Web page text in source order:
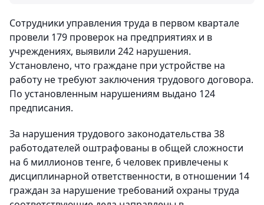
Сотрудники управления труда в первом квартале
провели 179 проверок на предприятиях и в
учреждениях, выявили 242 нарушения.
Установлено, что граждане при устройстве на
работу не требуют заключения трудового договора.
По установленным нарушениям выдано 124
предписания.
За нарушения трудового законодательства 38
работодателей оштрафованы в общей сложности
на 6 миллионов тенге, 6 человек привлечены к
дисциплинарной ответственности, в отношении 14
граждан за нарушение требований охраны труда